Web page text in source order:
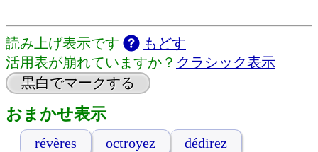
読み上げ表示です
もどす
活用表が崩れていますか？ クラシック表示
黒白でマークする
おまかせ表示
révères octroyez
dédirez